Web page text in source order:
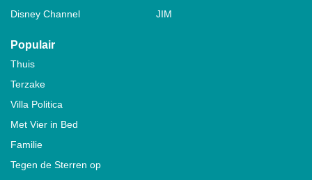
Disney Channel
JIM
Populair
Thuis
Terzake
Villa Politica
Met Vier in Bed
Familie
Tegen de Sterren op